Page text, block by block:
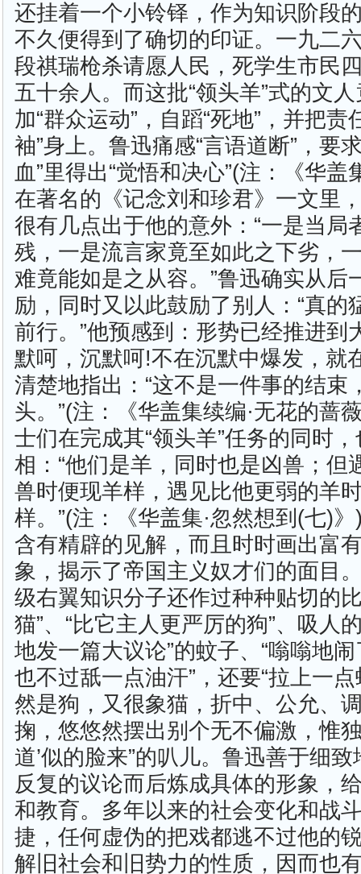
还挂着一个小铃铎，作为知识阶段
不久便得到了确切的印证。一九二
段祺瑞枪杀请愿人民，死学生市民
五十余人。而这批“领头羊”式的文
加“群众运动”，自蹈“死地”，并把责
袖”身上。鲁迅痛感“言语道断”，要
血”里得出“觉悟和决心”(注：《华盖
在著名的《记念刘和珍君》一文里
很有几点出于他的意外：“一是当局
残，一是流言家竟至如此之下劣，
难竟能如是之从容。”鲁迅确实从后
励，同时又以此鼓励了别人：“真的
前行。”他预感到：形势已经推进到
默呵，沉默呵!不在沉默中爆发，就
清楚地指出：“这不是一件事的结束
头。”(注：《华盖集续编·无花的蔷
士们在完成其“领头羊”任务的同时
相：“他们是羊，同时也是凶兽；但
兽时便现羊样，遇见比他更弱的羊
样。”(注：《华盖集·忽然想到(七)
含有精辟的见解，而且时时画出富
象，揭示了帝国主义奴才们的面目
级右翼知识分子还作过种种贴切的
猫”、“比它主人更严厉的狗”、吸人
地发一篇大议论”的蚊子、“嗡嗡地
也不过舐一点油汗”，还要“拉上一点
然是狗，又很象猫，折中、公允、
掬，悠悠然摆出别个无不偏激，惟
道’似的脸来”的叭儿。鲁迅善于细
反复的议论而后炼成具体的形象，
和教育。多年以来的社会变化和战
捷，任何虚伪的把戏都逃不过他的
解旧社会和旧势力的性质，因而也